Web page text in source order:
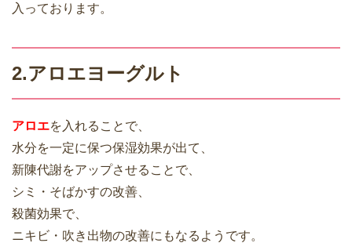
入っております。
2.アロエヨーグルト
アロエを入れることで、
水分を一定に保つ保湿効果が出て、
新陳代謝をアップさせることで、
シミ・そばかすの改善、
殺菌効果で、
ニキビ・吹き出物の改善にもなるようです。